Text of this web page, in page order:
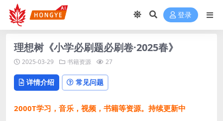
登录
理想树《小学必刷题必刷卷·2025春》
2025-03-29 书籍资源 27
详情介绍 常见问题
2000T学习，音乐，视频，书籍等资源。持续更新中